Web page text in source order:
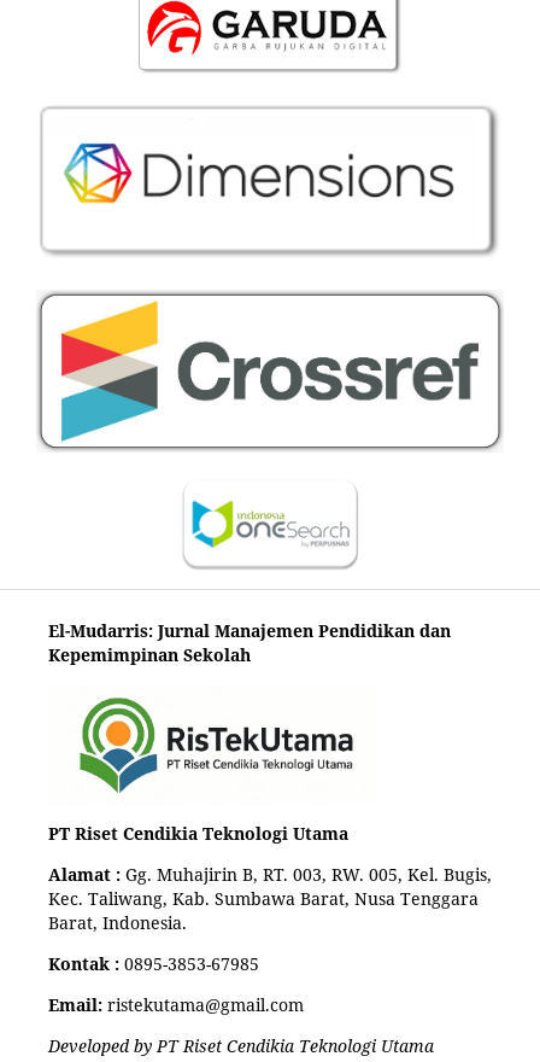
El-Mudarris: Jurnal Manajemen Pendidikan dan
Kepemimpinan Sekolah
PT Riset Cendikia Teknologi Utama
Alamat : Gg. Muhajirin B, RT. 003, RW. 005, Kel. Bugis,
Kec. Taliwang, Kab. Sumbawa Barat, Nusa Tenggara
Barat, Indonesia.
Kontak : 0895-3853-67985
Email:ristekutama@gmail.com
Developed by PT Riset Cendikia Teknologi Utama